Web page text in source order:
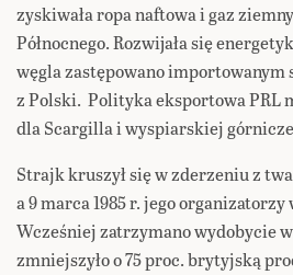
zyskiwała ropa naftowa i gaz
Północnego. Rozwijała się
węgla zastępowano importowanym
z Polski. Polityka eksportowa PRL
dla Scargilla i wyspiarskiej
Strajk kruszył się w zderzeniu z
a 9 marca 1985 r. jego
Wcześniej zatrzymano wydobycie
zmniejszyło o 75 proc. brytyjską